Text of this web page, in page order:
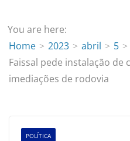
You are here:
Home
2023 abril
5
Faissal pede instalação de
imediações de rodovia
POLÍTICA